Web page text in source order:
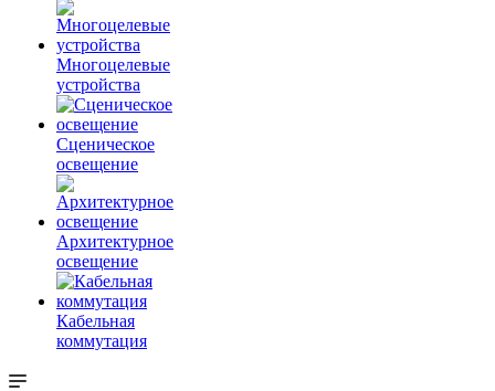
Многоцелевые
устройства
Сценическое
освещение
Архитектурное
освещение
Кабельная
коммутация